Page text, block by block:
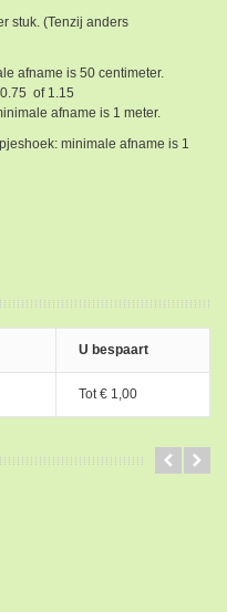
stuk. (Tenzij anders
afname is 50 centimeter.
of 1.15
afname is 1 meter.
minimale afname is 1
U bespaart
Tot € 1,00